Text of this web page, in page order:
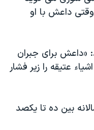
تجارت اشیاء عتیقه را از سال ۲۰۱۵ وقتی داعش با او
«داعش برای جبران
عتیقه را زیر فشار
بین ده تا یکصد